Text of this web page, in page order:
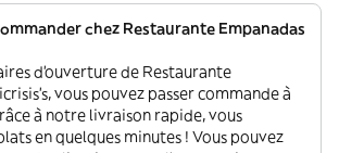
chez Restaurante Empanadas
d'ouverture de Restaurante
vous pouvez passer commande à
à notre livraison rapide, vous
en quelques minutes ! Vous pouvez